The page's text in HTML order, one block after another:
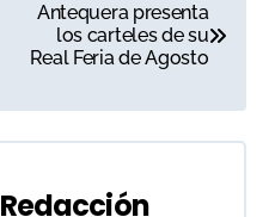
Antequera presenta
los carteles de su
Real Feria de Agosto
Redacción